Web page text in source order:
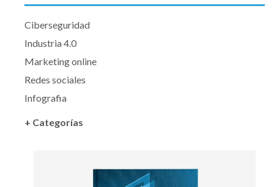
Ciberseguridad
Industria 4.0
Marketing online
Redes sociales
Infografia
+ Categorías